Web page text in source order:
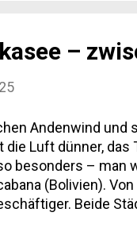
–
Andenwind und
Luft dünner,
besonders – man
(Bolivien).
Beide
Es ist kein